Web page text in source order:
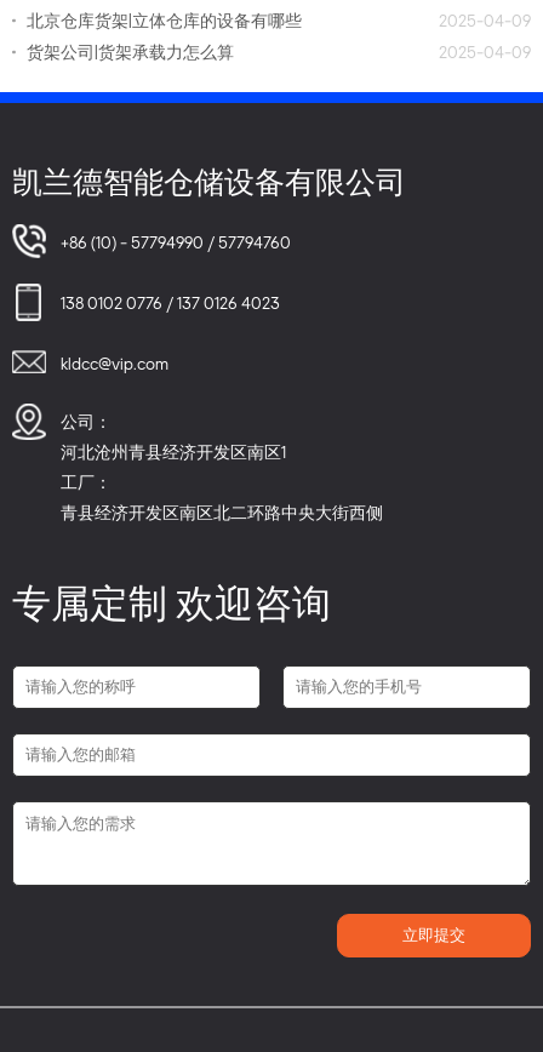
北京仓库货架|立体仓库的设备有哪些
2025-04-09
货架公司|货架承载力怎么算
2025-04-09
凯兰德智能仓储设备有限公司
+86 (10) - 57794990 / 57794760
138 0102 0776 / 137 0126 4023
kldcc@vip.com
公司：
河北沧州青县经济开发区南区1
工厂：
青县经济开发区南区北二环路中央大街西侧
专属定制 欢迎咨询